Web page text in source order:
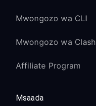
Mwongozo wa CLI
Mwongozo wa Clash
Affiliate Program
Msaada